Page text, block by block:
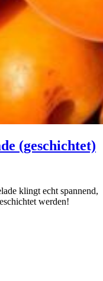
(geschichtet)
klingt echt spannend,
werden!